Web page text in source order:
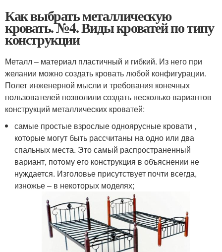
Как выбрать металлическую
кровать. №4. Виды кроватей по типу
конструкции
Металл – материал пластичный и гибкий. Из него при
желании можно создать кровать любой конфигурации.
Полет инженерной мысли и требования конечных
пользователей позволили создать несколько вариантов
конструкций металлических кроватей:
самые простые взрослые одноярусные кровати ,
которые могут быть рассчитаны на одно или два
спальных места. Это самый распространенный
вариант, потому его конструкция в объяснении не
нуждается. Изголовье присутствует почти всегда,
изножье – в некоторых моделях;